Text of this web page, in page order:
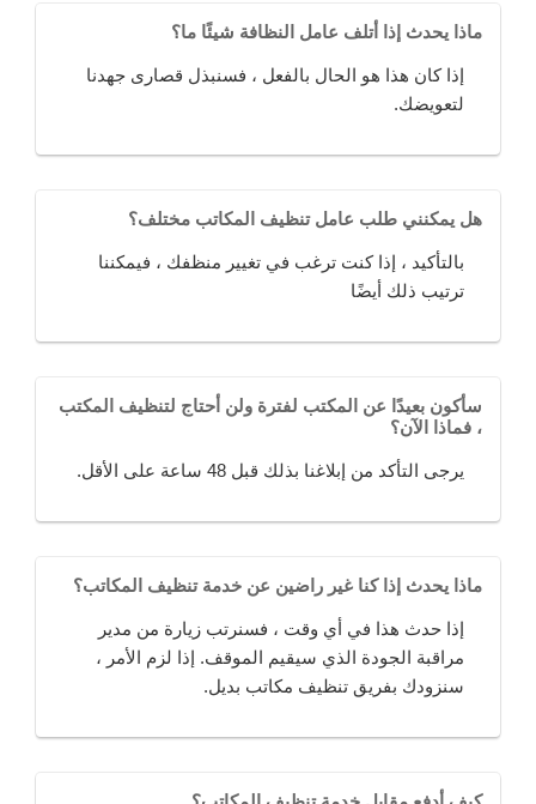
ماذا يحدث إذا أتلف عامل النظافة شيئًا ما؟
إذا كان هذا هو الحال بالفعل ، فسنبذل قصارى جهدنا
لتعويضك.
هل يمكنني طلب عامل تنظيف المكاتب مختلف؟
بالتأكيد ، إذا كنت ترغب في تغيير منظفك ، فيمكننا
ترتيب ذلك أيضًا
سأكون بعيدًا عن المكتب لفترة ولن أحتاج لتنظيف المكتب
، فماذا الآن؟
يرجى التأكد من إبلاغنا بذلك قبل 48 ساعة على الأقل.
ماذا يحدث إذا كنا غير راضين عن خدمة تنظيف المكاتب؟
إذا حدث هذا في أي وقت ، فسنرتب زيارة من مدير
مراقبة الجودة الذي سيقيم الموقف. إذا لزم الأمر ،
سنزودك بفريق تنظيف مكاتب بديل.